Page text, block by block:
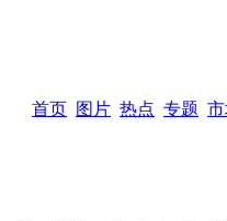
首页 图片 热点 专题